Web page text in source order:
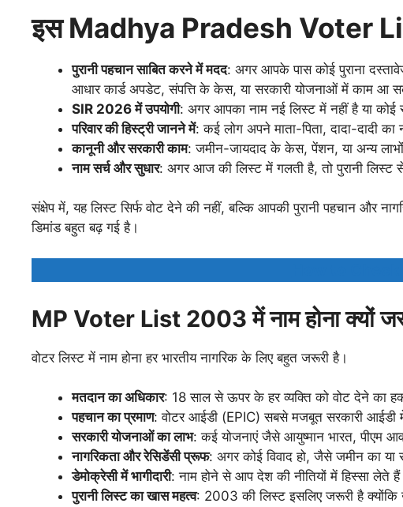
इस Madhya Pradesh Voter
पुरानी पहचान साबित करने में मदद: अगर आपके पास कोई पुराना
आधार कार्ड अपडेट, संपत्ति के केस, या सरकारी योजनाओं में काम आ
SIR 2026 में उपयोगी: अगर आपका नाम नई लिस्ट में नहीं है या
परिवार की हिस्ट्री जानने में: कई लोग अपने माता-पिता, दादा-दादी
कानूनी और सरकारी काम: जमीन-जायदाद के केस, पेंशन, या अन्य
नाम सर्च और सुधार: अगर आज की लिस्ट में गलती है, तो पुरानी
संक्षेप में, यह लिस्ट सिर्फ वोट देने की नहीं, बल्कि आपकी पुरानी पहचान और
डिमांड बहुत बढ़ गई है।
MP Voter List 2003 में नाम होना क्यों
वोटर लिस्ट में नाम होना हर भारतीय नागरिक के लिए बहुत जरूरी है।
मतदान का अधिकार: 18 साल से ऊपर के हर व्यक्ति को वोट देने का हक
पहचान का प्रमाण: वोटर आईडी (EPIC) सबसे मजबूत सरकारी आईडी
सरकारी योजनाओं का लाभ: कई योजनाएं जैसे आयुष्मान भारत, पीएम
नागरिकता और रेसिडेंसी प्रूफ: अगर कोई विवाद हो, जैसे जमीन का या
डेमोक्रेसी में भागीदारी: नाम होने से आप देश की नीतियों में हिस्सा लेते
पुरानी लिस्ट का खास महत्व: 2003 की लिस्ट इसलिए जरूरी है क्योंकि